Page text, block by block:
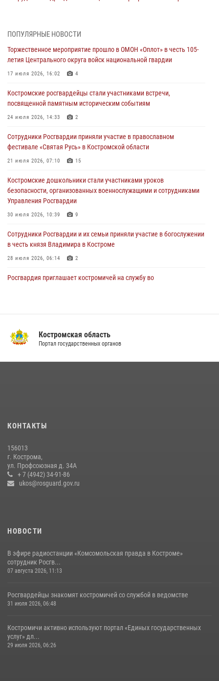
06 августа 2026, 07:50
В Костромской области продолжается проведение акции «Каникулы
с Росгвардией»
05 августа 2026, 12:04
В Росгвардии по Костромской области проходят мероприятия,
посвященные 108-й годовщине со дня рождения генерала армии
Ивана Кирилловича Яковлева
Состоялась рабочая встреча директора Росгвардии Героя России
генерала армии Виктора Золотова с заместителем полномочного
Кавказском федеральном округе Виталием Кузнецовым
31 июля 2026, 07:08 4
Росгвардейцы знакомят костромичей со службой в ведомстве
ПОПУЛЯРНЫЕ НОВОСТИ
Торжественное мероприятие прошло в ОМОН «Оплот» в честь 105-
летия Центрального округа войск национальной гвардии
17 июля 2026, 16:02 4
Костромские росгвардейцы стали участниками встречи,
посвященной памятным историческим событиям
24 июля 2026, 14:33 2
Сотрудники Росгвардии приняли участие в православном
фестивале «Святая Русь» в Костромской области
21 июля 2026, 07:10 15
Костромские дошкольники стали участниками уроков
безопасности, организованных военнослужащими и сотрудниками
Управления Росгвардии
30 июля 2026, 10:39 9
Cотрудники Росгвардии и их семьи приняли участие в богослужении
в честь князя Владимира в Костроме
28 июля 2026, 06:14 2
Росгвардия приглашает костромичей на службу во
охраны Росгвардии за последнюю неделю в Костроме
14 июля 2026, 06:44
Ивана Кирилловича Яковлева
Росгвардейцы знакомят костромичей со службой в ведомстве
31 июля 2026, 06:48
Костромская область
Портал государственных органов
КОНТАКТЫ
156013
г. Кострома,
ул. Профсоюзная д. 34А
+ 7 (4942) 34-91-86
ukos@rosguard.gov.ru
НОВОСТИ
В эфире радиостанции «Комсомольская правда в Костроме»
сотрудник Росгв...
07 августа 2026, 11:13
Росгвардейцы знакомят костромичей со службой в ведомстве
31 июля 2026, 06:48
Костромичи активно используют портал «Единых государственных
услуг» дл...
29 июля 2026, 06:26